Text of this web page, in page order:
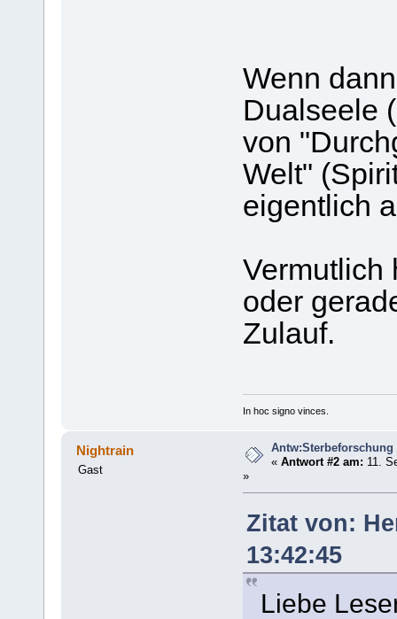
Wenn
Dualseele
von
Welt"
eigentlich
Vermutlich
oder
Zulauf.
In hoc signo vinces.
Nightrain
Gast
Antw:Sterbeforschung
«Antwort #2 am: 11.
»
Zitat von:
13:42:45
Liebe